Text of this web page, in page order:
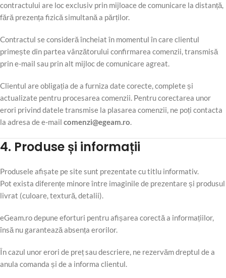
contractului are loc exclusiv prin mijloace de comunicare la distanță,
fără prezența fizică simultană a părților.
Contractul se consideră încheiat în momentul în care clientul
primește din partea vânzătorului confirmarea comenzii, transmisă
prin e-mail sau prin alt mijloc de comunicare agreat.
Clientul are obligația de a furniza date corecte, complete și
actualizate pentru procesarea comenzii. Pentru corectarea unor
erori privind datele transmise la plasarea comenzii, ne poți contacta
la adresa de e-mail comenzi@egeam.ro.
4. Produse și informații
Produsele afișate pe site sunt prezentate cu titlu informativ.
Pot exista diferențe minore între imaginile de prezentare și produsul
livrat (culoare, textură, detalii).
eGeam.ro depune eforturi pentru afișarea corectă a informațiilor,
însă nu garantează absența erorilor.
În cazul unor erori de preț sau descriere, ne rezervăm dreptul de a
anula comanda și de a informa clientul.